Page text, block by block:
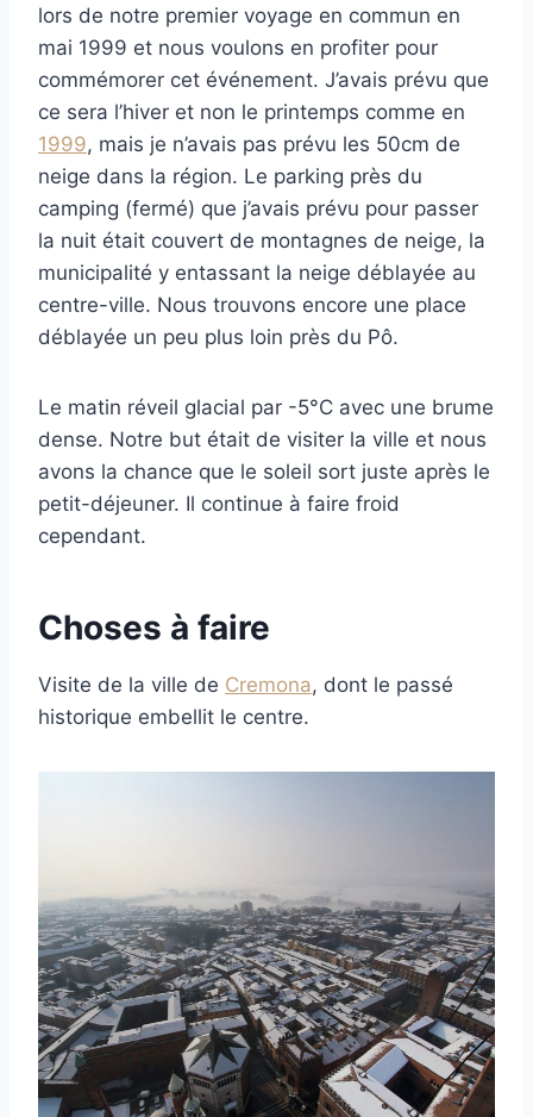
lors de notre premier voyage en commun en
mai 1999 et nous voulons en profiter pour
commémorer cet événement. J’avais prévu que
ce sera l’hiver et non le printemps comme en
1999, mais je n’avais pas prévu les 50cm de
neige dans la région. Le parking près du
camping (fermé) que j’avais prévu pour passer
la nuit était couvert de montagnes de neige, la
municipalité y entassant la neige déblayée au
centre-ville. Nous trouvons encore une place
déblayée un peu plus loin près du Pô.
Le matin réveil glacial par -5°C avec une brume
dense. Notre but était de visiter la ville et nous
avons la chance que le soleil sort juste après le
petit-déjeuner. Il continue à faire froid
cependant.
Choses à faire
Visite de la ville de Cremona, dont le passé
historique embellit le centre.